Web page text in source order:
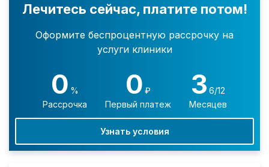
Лечитесь сейчас, платите потом!
Оформите беспроцентную рассрочку на
услуги клиники
0 %
Рассрочка
0 ₽
Первый платеж
3 6/12
Месяцев
Узнать условия